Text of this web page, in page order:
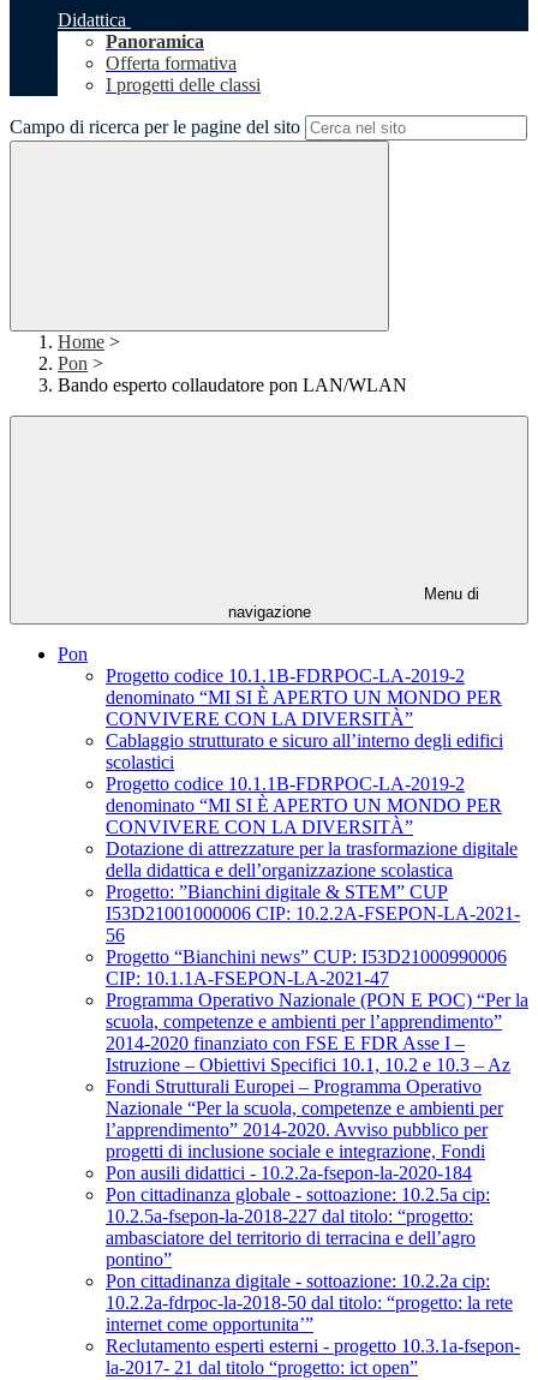
Didattica
Panoramica
Offerta formativa
I progetti delle classi
Campo di ricerca per le pagine del sito
Home >
Pon >
Bando esperto collaudatore pon LAN/WLAN
Menu di
navigazione
Pon
Progetto codice 10.1.1B-FDRPOC-LA-2019-2
denominato “MI SI È APERTO UN MONDO PER
CONVIVERE CON LA DIVERSITÀ”
Cablaggio strutturato e sicuro all’interno degli edifici
scolastici
Progetto codice 10.1.1B-FDRPOC-LA-2019-2
denominato “MI SI È APERTO UN MONDO PER
CONVIVERE CON LA DIVERSITÀ”
Dotazione di attrezzature per la trasformazione digitale
della didattica e dell’organizzazione scolastica
Progetto: ”Bianchini digitale & STEM” CUP
I53D21001000006 CIP: 10.2.2A-FSEPON-LA-2021-
56
Progetto “Bianchini news” CUP: I53D21000990006
CIP: 10.1.1A-FSEPON-LA-2021-47
Programma Operativo Nazionale (PON E POC) “Per la
scuola, competenze e ambienti per l’apprendimento”
2014-2020 finanziato con FSE E FDR Asse I –
Istruzione – Obiettivi Specifici 10.1, 10.2 e 10.3 – Az
Fondi Strutturali Europei – Programma Operativo
Nazionale “Per la scuola, competenze e ambienti per
l’apprendimento” 2014-2020. Avviso pubblico per
progetti di inclusione sociale e integrazione, Fondi
Pon ausili didattici - 10.2.2a-fsepon-la-2020-184
Pon cittadinanza globale - sottoazione: 10.2.5a cip:
10.2.5a-fsepon-la-2018-227 dal titolo: “progetto:
ambasciatore del territorio di terracina e dell’agro
pontino”
Pon cittadinanza digitale - sottoazione: 10.2.2a cip:
10.2.2a-fdrpoc-la-2018-50 dal titolo: “progetto: la rete
internet come opportunita’”
Reclutamento esperti esterni - progetto 10.3.1a-fsepon-
la-2017- 21 dal titolo “progetto: ict open”